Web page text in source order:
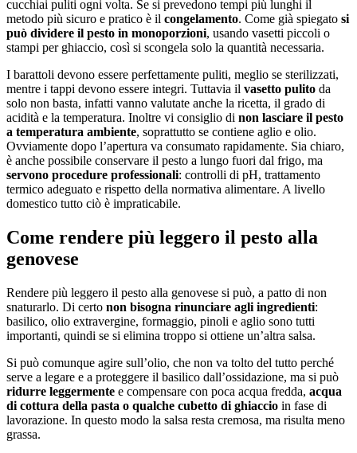
cucchiai puliti ogni volta. Se si prevedono tempi più lunghi il
metodo più sicuro e pratico è il congelamento. Come già spiegato si
può dividere il pesto in monoporzioni, usando vasetti piccoli o
stampi per ghiaccio, così si scongela solo la quantità necessaria.
I barattoli devono essere perfettamente puliti, meglio se sterilizzati,
mentre i tappi devono essere integri. Tuttavia il vasetto pulito da
solo non basta, infatti vanno valutate anche la ricetta, il grado di
acidità e la temperatura. Inoltre vi consiglio di non lasciare il pesto
a temperatura ambiente, soprattutto se contiene aglio e olio.
Ovviamente dopo l’apertura va consumato rapidamente. Sia chiaro,
è anche possibile conservare il pesto a lungo fuori dal frigo, ma
servono procedure professionali: controlli di pH, trattamento
termico adeguato e rispetto della normativa alimentare. A livello
domestico tutto ciò è impraticabile.
Come rendere più leggero il pesto alla
genovese
Rendere più leggero il pesto alla genovese si può, a patto di non
snaturarlo. Di certo non bisogna rinunciare agli ingredienti:
basilico, olio extravergine, formaggio, pinoli e aglio sono tutti
importanti, quindi se si elimina troppo si ottiene un’altra salsa.
Si può comunque agire sull’olio, che non va tolto del tutto perché
serve a legare e a proteggere il basilico dall’ossidazione, ma si può
ridurre leggermente e compensare con poca acqua fredda, acqua
di cottura della pasta o qualche cubetto di ghiaccio in fase di
lavorazione. In questo modo la salsa resta cremosa, ma risulta meno
grassa.